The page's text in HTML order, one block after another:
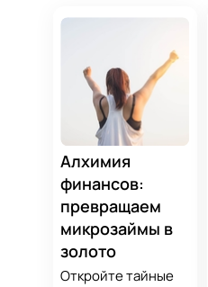
Алхимия
финансов:
превращаем
микрозаймы в
золото
Откройте тайные